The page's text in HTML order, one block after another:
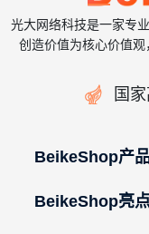
光大网络科技是一家专
创造价值为核心价值
 国
BeikeShop产
BeikeShop亮